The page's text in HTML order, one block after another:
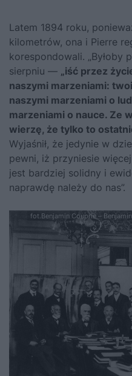
Latem 1894 roku,
kilometrów, ona i Pierre
korespondowali. „Byłoby
sierpniu — „iść przez
naszymi marzeniami:
naszymi marzeniami o
marzeniami o nauce. Ze
wierzę, że tylko to
Wyjaśnił, że jedynie w
pewni, iż przyniesie
jest bardziej solidny i
naprawdę należy do nas”.
fot.Benjamin Couprie –